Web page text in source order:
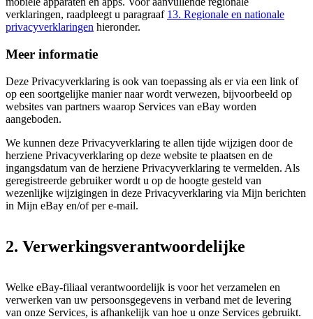
verklaringen, raadpleegt u paragraaf 13. Regionale en nationale
privacyverklaringen hieronder.
Meer informatie
Deze Privacyverklaring is ook van toepassing als er via een link of
op een soortgelijke manier naar wordt verwezen, bijvoorbeeld op
websites van partners waarop Services van eBay worden
aangeboden.
We kunnen deze Privacyverklaring te allen tijde wijzigen door de
herziene Privacyverklaring op deze website te plaatsen en de
ingangsdatum van de herziene Privacyverklaring te vermelden. Als
geregistreerde gebruiker wordt u op de hoogte gesteld van
wezenlijke wijzigingen in deze Privacyverklaring via Mijn berichten
in Mijn eBay en/of per e-mail.
2. Verwerkingsverantwoordelijke
Welke eBay-filiaal verantwoordelijk is voor het verzamelen en
verwerken van uw persoonsgegevens in verband met de levering
van onze Services, is afhankelijk van hoe u onze Services gebruikt.